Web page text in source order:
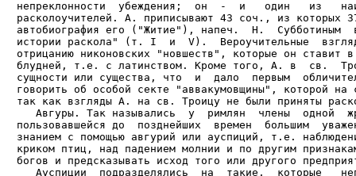
непреклонности  убеждения;  он  -  и   один   из
расколоучителей. А. приписывают 43 соч., из
автобиография его ("Житие"), напеч.  Н.  Субботиным
истории раскола" (т. I  и  V).  Вероучительные
отрицанию никоновских "новшеств", которые он ставит
блудней, т.е. с латинством. Кроме того, А. в  св.
сущности или существа, что  и  дало  первым
говорить об особой секте "аввакумовщины", которой
так как взгляды А. на св. Троицу не были приняты
Авгуры. Так назывались  у  римлян  члены  одной
пользовавшейся до  позднейших  времен  большим
знанием с помощью авгурий или ауспиций, т.е.
криком птиц, над падением молнии и по другим
богов и предсказывать исход того или другого
Ауспиции  подразделялись  на  такие,  которые